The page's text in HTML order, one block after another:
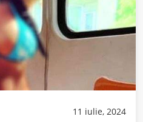
11 iulie, 2024